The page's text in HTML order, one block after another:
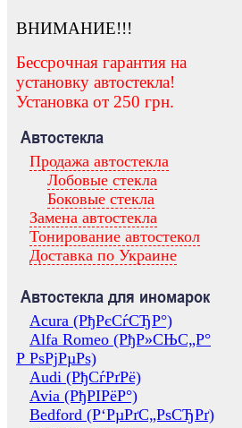
ВНИМАНИЕ!!!
Бессрочная гарантия на
установку автостекла!
Установка от 250 грн.
Автостекла
Продажа автостекла
Лобовые стекла
Боковые стекла
Замена автостекла
Тонирование автостекол
Доставка по Украине
Автостекла для иномарок
Acura (РђРєСѓСЂР°)
Alfa Romeo (РђР»СЊС„Р°
Р РѕРјРµРѕ)
Audi (РђСѓРґРё)
Avia (РђРІРёР°)
Bedford (Р‘РµРґС„РѕСЂРґ)